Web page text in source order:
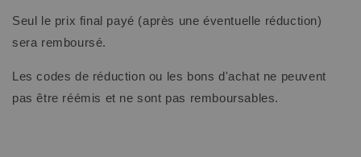
Seul le prix final payé (après une éventuelle réduction)
sera remboursé.
Les codes de réduction ou les bons d'achat ne peuvent
pas être réémis et ne sont pas remboursables.